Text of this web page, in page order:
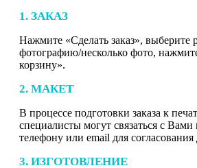
1. ЗАКАЗ
Нажмите «Сделать заказ», выберите
фотографию/несколько фото,
корзину».
2. МАКЕТ
В процессе подготовки заказа к
специалисты могут связаться с
телефону или email для согласования
3. ИЗГОТОВЛЕНИЕ